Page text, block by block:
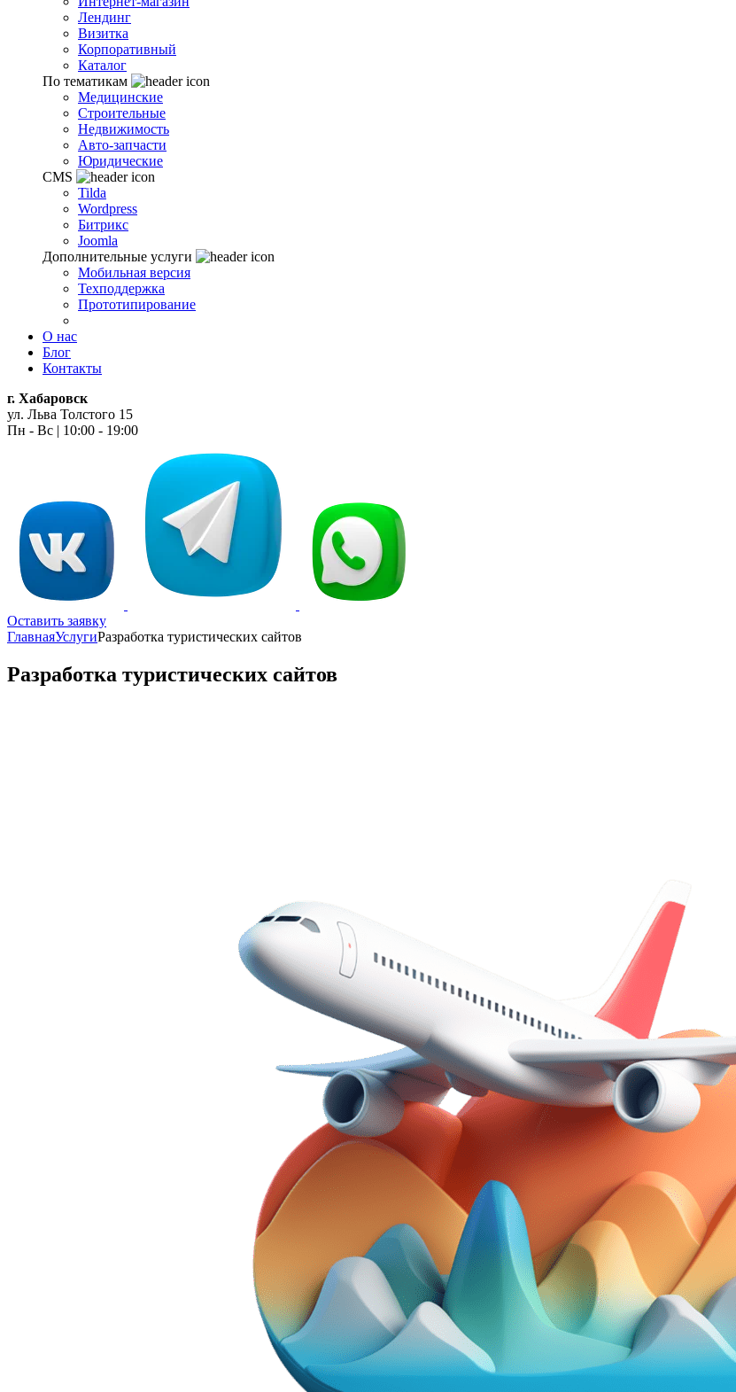
Лендинг
Визитка
Корпоративный
Каталог
По тематикам
Медицинские
Строительные
Недвижимость
Авто-запчасти
Юридические
CMS
Tilda
Wordpress
Битрикс
Joomla
Дополнительные услуги
Мобильная версия
Техподдержка
Прототипирование
О нас
Блог
Контакты
г. Хабаровск
ул. Льва Толстого 15
Пн - Вс | 10:00 - 19:00
Оставить заявку
ГлавнаяУслугиРазработка туристических сайтов
Разработка туристических сайтов